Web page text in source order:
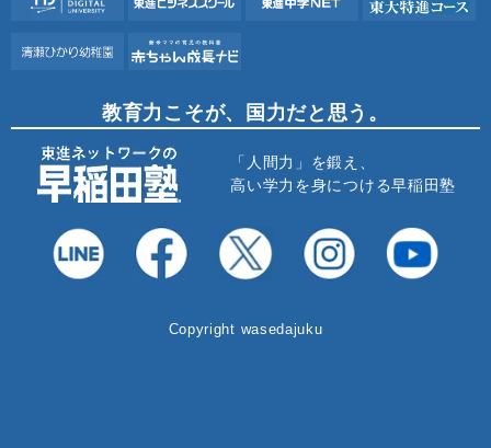
教育力こそが、国力だと思う。
「人間力」を鍛え、
高い学力を身につける早稲田塾
Copyright wasedajuku